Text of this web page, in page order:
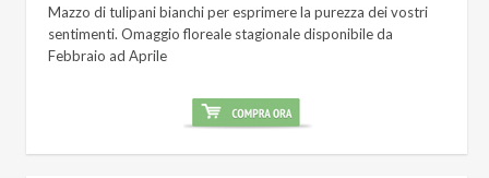
Mazzo di tulipani bianchi per esprimere la purezza dei vostri
sentimenti. Omaggio floreale stagionale disponibile da
Febbraio ad Aprile